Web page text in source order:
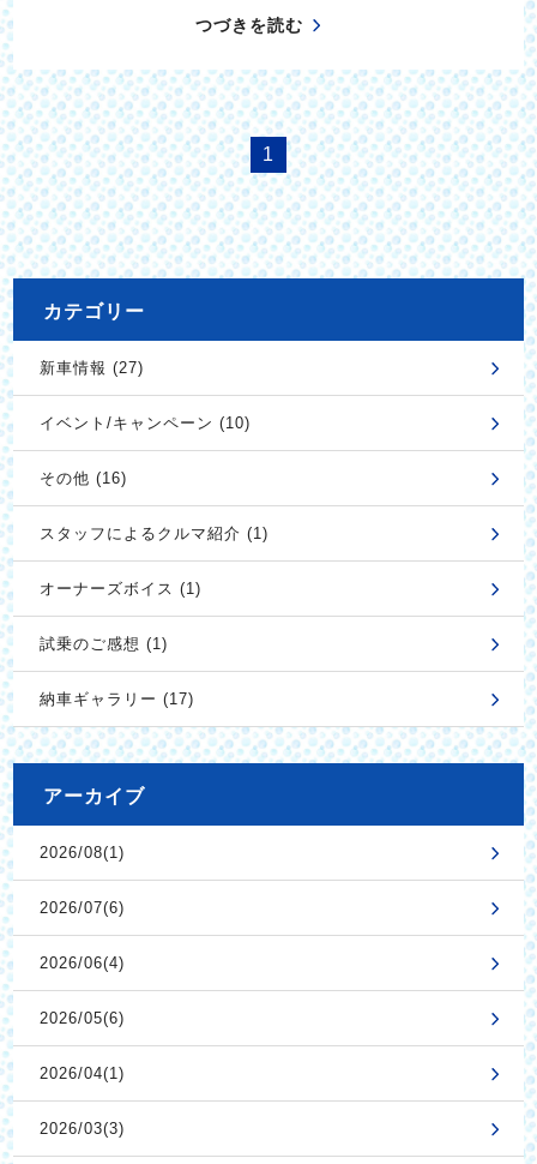
つづきを読む
1
カテゴリー
新車情報 (27)
イベント/キャンペーン (10)
その他 (16)
スタッフによるクルマ紹介 (1)
オーナーズボイス (1)
試乗のご感想 (1)
納車ギャラリー (17)
アーカイブ
2026/08(1)
2026/07(6)
2026/06(4)
2026/05(6)
2026/04(1)
2026/03(3)